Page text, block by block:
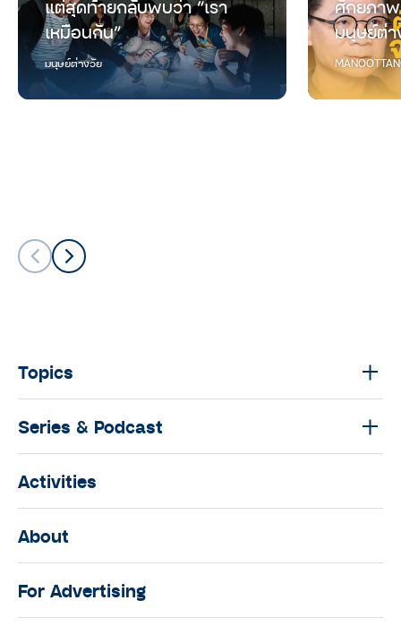
แต่สุดท้ายกลับพบว่า “เรา
เหมือนกัน”
มนุษย์ต่างวัย
ศักยภา
มนุษย์ต่า
Topics
Series & Podcast
Activities
About
For Advertising